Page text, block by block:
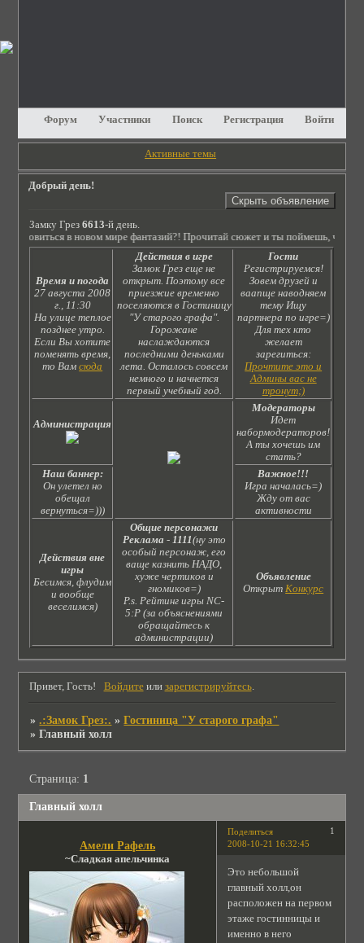
Форум Участники Поиск Регистрация Войти
Активные темы
Добрый день!
Замку Грез6613-й день.
мире фантазий?! Прочитай сюжет и ты поймешь, что рол подобной
Время и погода
27 августа 2008
г., 11:30
На улице теплое
позднее утро.
Если Вы хотите
поменять время,
то Вамсюда
Действия в игре
Замок Грез еще не
открыт. Поэтому все
приезжие временно
поселяются в Гостиницу
"У старого графа".
Горожане
наслаждаются
последними деньками
лета. Осталось совсем
немного и начнется
первый учебный год.
Гости
Регистрируемся!
Зовем друзей и
ваапще наводняем
тему Ищу
партнера по игре=)
Для тех кто
желает
зарегиться:
Прочтите это и
Админы вас не
тронут;)
Администрация
Модераторы
Идет
набормодераторов!
А ты хочешь им
стать?
Наш баннер:
Он улетел но
обещал
вернуться=)))
Важное!!!
Игра началась=)
Жду от вас
активности
Действия вне
игры
Бесимся, флудим
и вообще
веселимся)
Общие персонажи
Реклама - 1111(ну это
особый персонаж, его
ваще казнить НАДО,
хуже чертиков и
гномиков=)
P.s. Рейтинг игры NC-
5:Р (за объяснениями
обращайтесь к
администрации)
Объявление
ОткрытКонкурс
Привет, Гость! Войдитеили зарегистрируйтесь.
».:Замок Грез:. »Гостиница "У старого графа"
»Главный холл
Главный холл
Страница: 1
Поделиться
1
2008-10-21 16:32:45
Амели Рафель
~Сладкая апельчинка
Это небольшой
главный холл,он
расположен на первом
этаже гостинницы и
именно в него